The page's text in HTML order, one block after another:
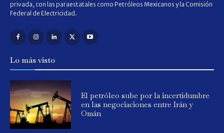
privada, con las paraestatales como Petróleos Mexicanos y la Comisión
Federal de Electricidad.
Lo más visto
El petróleo sube por la incertidumbre
en las negociaciones entre Irán y
Omán